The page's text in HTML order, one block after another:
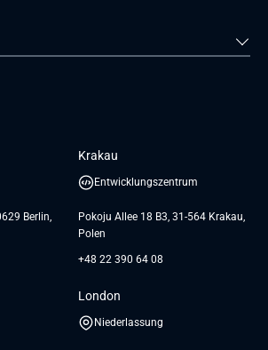
GTC for Consultancy services of
Andersen Germany GmbH
Berlin,
Krakau
Entwicklungszentrum
Pokoju Allee 18 B3, 31-564 Krakau,
Polen
+48 22 390 64 08
London
Niederlassung